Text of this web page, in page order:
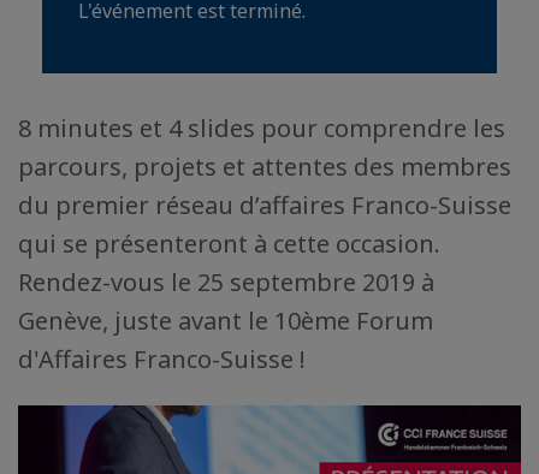
L'événement est terminé.
8 minutes et 4 slides pour comprendre les
parcours, projets et attentes des membres
du premier réseau d’affaires Franco-Suisse
qui se présenteront à cette occasion.
Rendez-vous le 25 septembre 2019 à
Genève, juste avant le 10ème Forum
d'Affaires Franco-Suisse !